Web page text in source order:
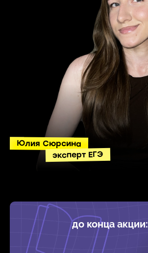
Юлия Сюрсина
эксперт ЕГЭ
до конца акции: